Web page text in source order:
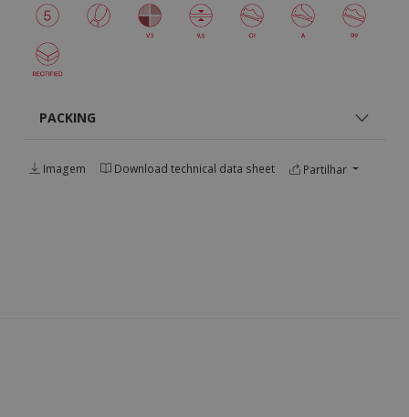
PACKING
Imagem Download technical data sheet Partilhar